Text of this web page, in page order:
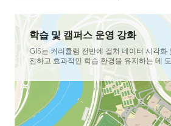
학습 및 캠퍼스 운영 강화
GIS는 커리큘럼 전반에 걸쳐 데이터 시각
전하고 효과적인 학습 환경을 유지하는 데